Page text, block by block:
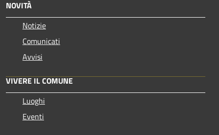
NOVITÀ
Notizie
Comunicati
Avvisi
VIVERE IL COMUNE
Luoghi
Eventi